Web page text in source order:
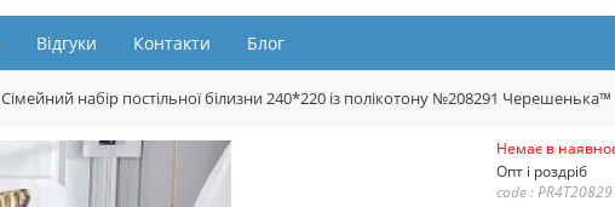
Відгуки Контакти Блог
Сімейний набір постільної білизни 240*220 із полікотону №208291 Черешенька™
Немає в
Опт і роздріб
code :